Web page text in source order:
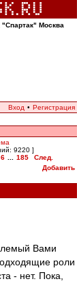
Москва
Вход • Регистрация
9220 ]
6 185
След.
Добавить
Вами
роли
- нет. Пока,